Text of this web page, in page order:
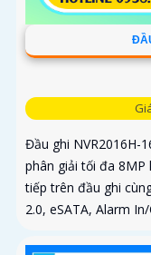
Đầu ghi NVR2016H-
phân giải tối đa
tiếp trên đầu ghi
2.0, eSATA, Alarm